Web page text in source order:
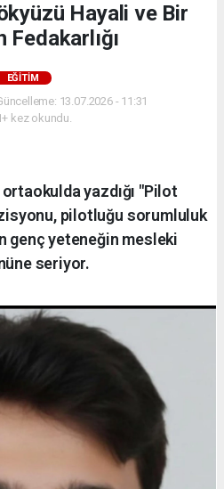
Hayali ve Bir
Fedakarlığı
EĞITIM
13.07.2026 - 11:31
kez okundu.
yazdığı "Pilot
pilotluğu sorumluluk
genç yeteneğin mesleki
seriyor.